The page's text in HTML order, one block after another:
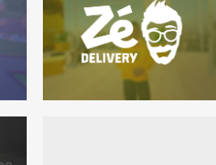
Metrô
1 - realidade virtual